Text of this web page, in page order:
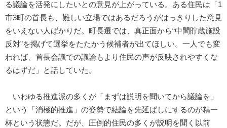
る議論を活発にしたいとの意見が上がっている。ある住民は「1
市3町の首長も、難しい立場ではあるだろうがはっきりした意見
をいえない人ばかりだ。町長選では、真正面から“中間貯蔵施設
反対”を掲げて選挙をたたかう候補者が出てほしい。一人でも変
われば、首長会議での議論もより住民の声が反映されやすくな
るはずだ」と話していた。
いわゆる推進派の多くが「まずは説明を聞いてから議論を」
という「消極的推進」の姿勢で結論を先延ばしにするのが精一
杯という状態だ。だが、圧倒的住民の多くが説明を聞く以前